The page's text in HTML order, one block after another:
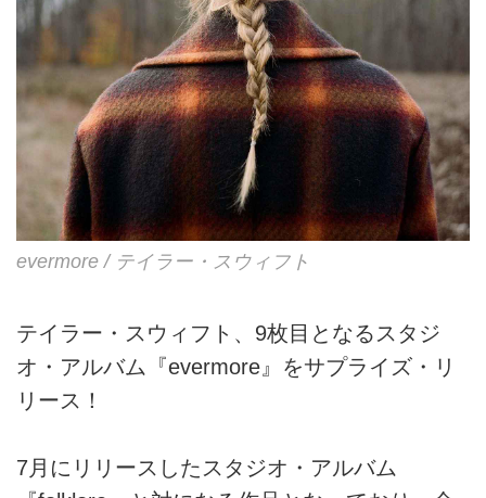
evermore / テイラー・スウィフト
テイラー・スウィフト、9枚目となるスタジ
オ・アルバム『evermore』をサプライズ・リ
リース！
7月にリリースしたスタジオ・アルバム